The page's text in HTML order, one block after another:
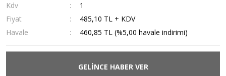
Kdv
1
Fiyat
485,10 TL + KDV
Havale
460,85 TL (%5,00 havale indirimi)
GELİNCE HABER VER